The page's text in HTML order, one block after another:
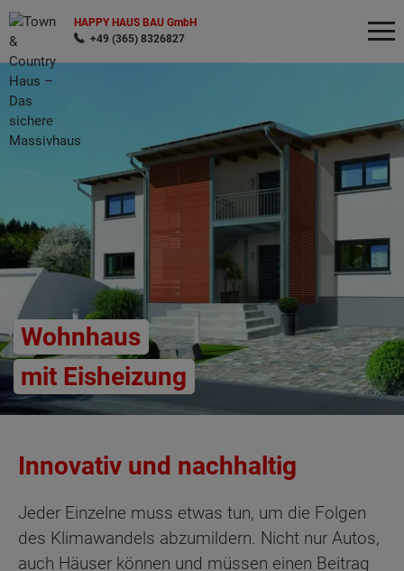
HAPPY HAUS BAU GmbH
+49 (365) 8326827
Wohnhaus
mit Eisheizung
Innovativ und nachhaltig
Jeder Einzelne muss etwas tun, um die Folgen
des Klimawandels abzumildern. Nicht nur Autos,
auch Häuser können und müssen einen Beitrag
Wonach möchten Sie suchen?